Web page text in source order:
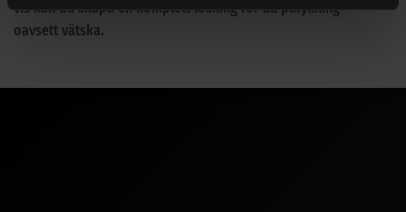
vis kan du skapa en komplett lösning för all påfyllning –
oavsett vätska.